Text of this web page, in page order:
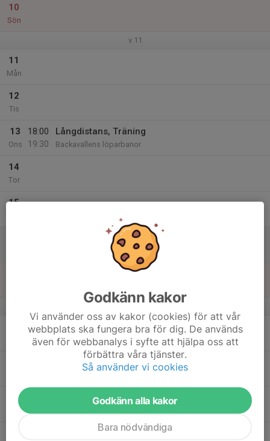
10
Sön
v.11
11
Mån
12
Tis
13
Ons
18:00
19:30
Långdistans, Träning
Backavallens löparbanor
14
Tor
15
20
Ons
Långdistans, Träning
Godkänn kakor
Vi använder oss av kakor (cookies) för att vår
webbplats ska fungera bra för dig. De används
även för webbanalys i syfte att hjälpa oss att
förbättra våra tjänster.
Så använder vi cookies
Godkänn alla kakor
Bara nödvändiga